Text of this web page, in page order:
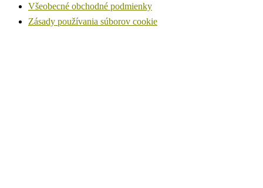
Všeobecné obchodné podmienky
Zásady používania súborov cookie